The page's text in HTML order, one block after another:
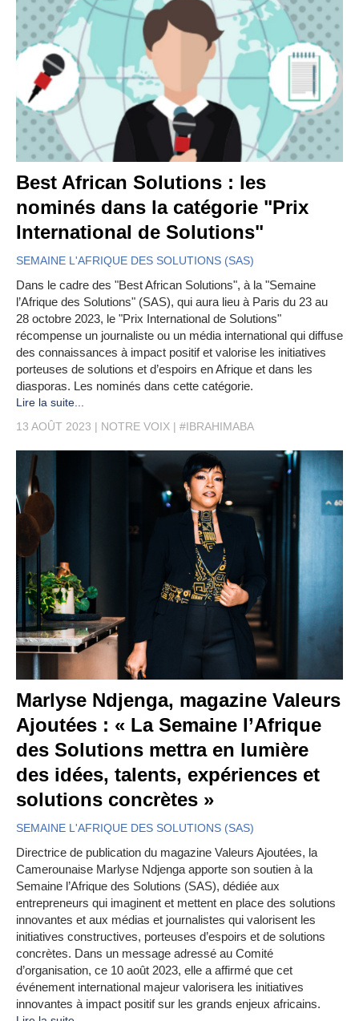
Best African Solutions : les
nominés dans la catégorie "Prix
International de Solutions"
SEMAINE L'AFRIQUE DES SOLUTIONS (SAS)
Dans le cadre des "Best African Solutions", à la "Semaine
l’Afrique des Solutions" (SAS), qui aura lieu à Paris du 23 au
28 octobre 2023, le "Prix International de Solutions"
récompense un journaliste ou un média international qui diffuse
des connaissances à impact positif et valorise les initiatives
porteuses de solutions et d’espoirs en Afrique et dans les
diasporas. Les nominés dans cette catégorie.
Lire la suite...
13 AOÛT 2023
NOTRE VOIX #IBRAHIMABA
Marlyse Ndjenga, magazine Valeurs
Ajoutées : « La Semaine l’Afrique
des Solutions mettra en lumière
des idées, talents, expériences et
solutions concrètes »
SEMAINE L'AFRIQUE DES SOLUTIONS (SAS)
Directrice de publication du magazine Valeurs Ajoutées, la
Camerounaise Marlyse Ndjenga apporte son soutien à la
Semaine l’Afrique des Solutions (SAS), dédiée aux
entrepreneurs qui imaginent et mettent en place des solutions
innovantes et aux médias et journalistes qui valorisent les
initiatives constructives, porteuses d’espoirs et de solutions
concrètes. Dans un message adressé au Comité
d’organisation, ce 10 août 2023, elle a affirmé que cet
événement international majeur valorisera les initiatives
innovantes à impact positif sur les grands enjeux africains.